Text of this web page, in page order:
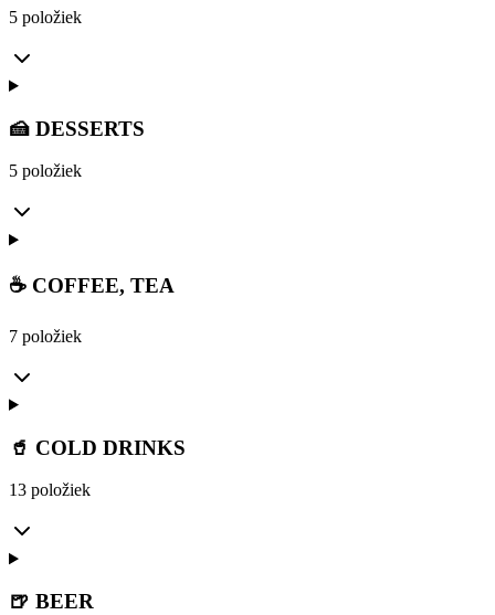
5 položiek
🍰 DESSERTS
5 položiek
☕ COFFEE, TEA
7 položiek
🥤 COLD DRINKS
13 položiek
🍺 BEER